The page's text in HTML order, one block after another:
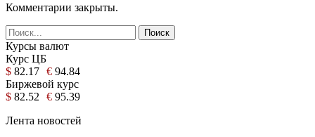
Комментарии закрыты.
Курсы валют
Курс ЦБ
$ 82.17 € 94.84
Биржевой курс
$ 82.52 € 95.39
Лента новостей